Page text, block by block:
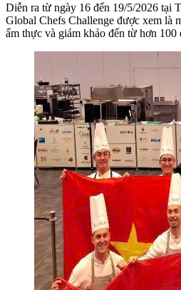
Diễn ra từ ngày 16 đến 19/5/2026 tại
Global Chefs Challenge được xem là
ẩm thực và giám khảo đến từ hơn